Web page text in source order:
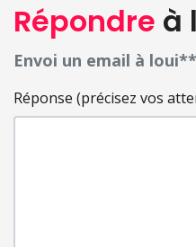
Répondre à
Envoi un email à
Réponse (précisez vos